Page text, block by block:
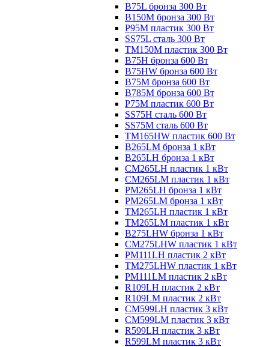
B75L бронза 300 Вт
B150M бронза 300 Вт
P95M пластик 300 Вт
SS75L сталь 300 Вт
TM150M пластик 300 Вт
B75H бронза 600 Вт
B75HW бронза 600 Вт
B75M бронза 600 Вт
B785M бронза 600 Вт
P75M пластик 600 Вт
SS75H сталь 600 Вт
SS75M сталь 600 Вт
TM165HW пластик 600 Вт
B265LM бронза 1 кВт
B265LH бронза 1 кВт
CM265LH пластик 1 кВт
CM265LM пластик 1 кВт
PM265LH бронза 1 кВт
PM265LM бронза 1 кВт
TM265LH пластик 1 кВт
TM265LM пластик 1 кВт
B275LHW бронза 1 кВт
CM275LHW пластик 1 кВт
PM111LH пластик 2 кВт
TM275LHW пластик 1 кВт
PM111LM пластик 2 кВт
R109LH пластик 2 кВт
R109LM пластик 2 кВт
CM599LH пластик 3 кВт
CM599LM пластик 3 кВт
R599LH пластик 3 кВт
R599LM пластик 3 кВт